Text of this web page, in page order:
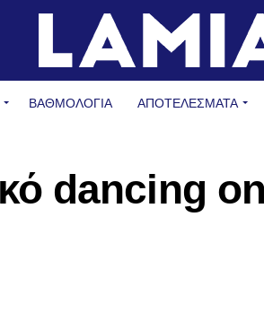
ΒΑΘΜΟΛΟΓΙΑ ΑΠΟΤΕΛΕΣΜΑΤΑ
dancing